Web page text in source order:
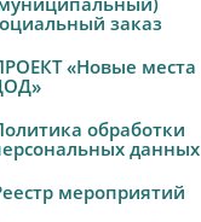
заказ
«Новые места
обработки
данных
мероприятий